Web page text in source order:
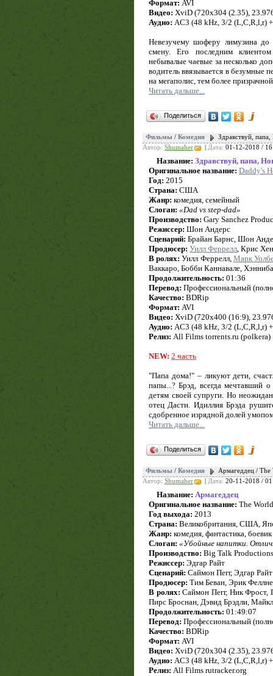
Формат: AVI
Видео: XviD (720x304 (2.35),
Аудио: AC3 (48 kHz, 3/2 (L,C,R,l,r)
Невезучему шоферу лимузина до
смену. Его последним
небывалые чаевые за несколько
водитель ввязывается в безумные
на мегаполис, тем более
Читать дальше...
Поделиться
Фильмы / Комедия
Здравствуй,
Автор: Shumaher Дата: 01-12-2018 /
Название: Здравствуй, папа,
Оригинальное название: Daddy's
Год: 2015
Страна: США
Жанр: комедия, семейный
Слоган: «Dad vs step-dad»
Производство: Gary Sanchez
Режиссер: Шон Андерс
Сценарий: Брайан Барнс, Шон
Продюсер: Уилл Феррелл, Крис
В ролях: Уилл Феррелл, Марк
Ваккаро, Бобби Каннавале,
Продолжительность: 01:36
Перевод: Профессиональный
Качество: BDRip
Формат: AVI
Видео: XviD (720x400 (16:9),
Аудио: AC3 (48 kHz, 3/2 (L,C,R,l,r)
Релиз: All Films torrents.ru (polkera)
NEW: 2 часть
"Папа дома!" – ликуют дети,
папы...? Брэд, всегда мечтавший
детям своей супруги. Но
отец Дасти. Идиллия Брэда
сдобренное изрядной долей
Читать дальше...
Поделиться
Фильмы / Комедия
Армагеддец / The
Автор: Shumaher Дата: 20-11-2018 /
Название: Армагеддец
Оригинальное название: The
Год выхода: 2013
Страна: Великобритания, США,
Жанр: комедия, фантастика, боевик
Слоган: «Убойные напитки.
Производство: Big Talk
Режиссер: Эдгар Райт
Сценарий: Саймон Пегг, Эдгар Райт
Продюсер: Тим Беван, Эрик
В ролях: Саймон Пегг, Ник
Пирс Броснан, Дэвид Брэдли,
Продолжительность: 01:49:07
Перевод: Профессиональный
Качество: BDRip
Формат: AVI
Видео: XviD (720x304 (2.35),
Аудио: AC3 (48 kHz, 3/2 (L,C,R,l,r)
Релиз: All Films rutracker.org